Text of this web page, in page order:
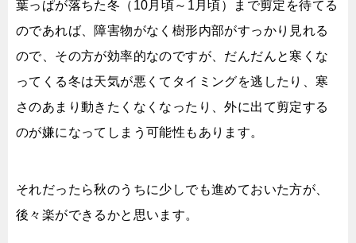
葉っぱが落ちた冬（10月頃～1月頃）まで剪定を待てる
のであれば、障害物がなく樹形内部がすっかり見れる
ので、その方が効率的なのですが、だんだんと寒くな
ってくる冬は天気が悪くてタイミングを逃したり、寒
さのあまり動きたくなくなったり、外に出て剪定する
のが嫌になってしまう可能性もあります。
それだったら秋のうちに少しでも進めておいた方が、
後々楽ができるかと思います。